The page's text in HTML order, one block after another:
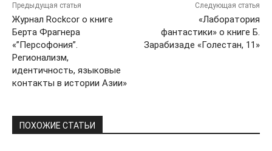
Предыдущая статья
Журнал Rockcor о книге
Берта Фрагнера
«”Персофония”.
Регионализм,
идентичность, языковые
контакты в истории Азии»
Следующая статья
«Лаборатория
фантастики» о книге Б.
Зарабизаде «Голестан, 11»
ПОХОЖИЕ СТАТЬИ